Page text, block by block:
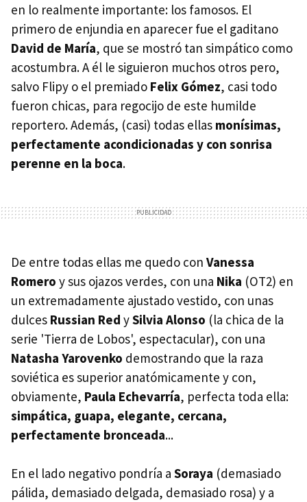
en lo realmente importante: los famosos. El
primero de enjundia en aparecer fue el gaditano
David de María, que se mostró tan simpático como
acostumbra. A él le siguieron muchos otros pero,
salvo Flipy o el premiado Felix Gómez, casi todo
fueron chicas, para regocijo de este humilde
reportero. Además, (casi) todas ellas monísimas,
perfectamente acondicionadas y con sonrisa
perenne en la boca.
De entre todas ellas me quedo con Vanessa
Romero y sus ojazos verdes, con una Nika (OT2) en
un extremadamente ajustado vestido, con unas
dulces Russian Red ySilvia Alonso (la chica de la
serie 'Tierra de Lobos', espectacular), con una
Natasha Yarovenko demostrando que la raza
soviética es superior anatómicamente y con,
obviamente, Paula Echevarría, perfecta toda ella:
simpática, guapa, elegante, cercana,
perfectamente bronceada...
En el lado negativo pondría a Soraya (demasiado
pálida, demasiado delgada, demasiado rosa) y a